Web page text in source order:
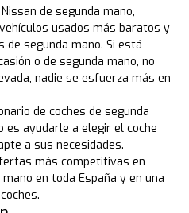
de segunda mano,
usados más baratos y
de segunda mano. Si está
o de segunda mano, no
nadie se esfuerza más en
de coches de segunda
es ayudarle a elegir el coche
a sus necesidades.
más competitivas en
en toda España y en una